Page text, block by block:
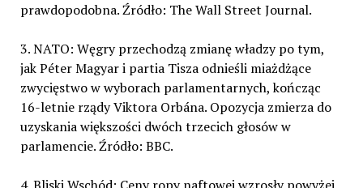
prawdopodobna. Źródło: The Wall Street Journal.
3. NATO: Węgry przechodzą zmianę władzy po tym,
jak Péter Magyar i partia Tisza odnieśli miażdżące
zwycięstwo w wyborach parlamentarnych, kończąc
16-letnie rządy Viktora Orbána. Opozycja zmierza do
uzyskania większości dwóch trzecich głosów w
parlamencie. Źródło: BBC.